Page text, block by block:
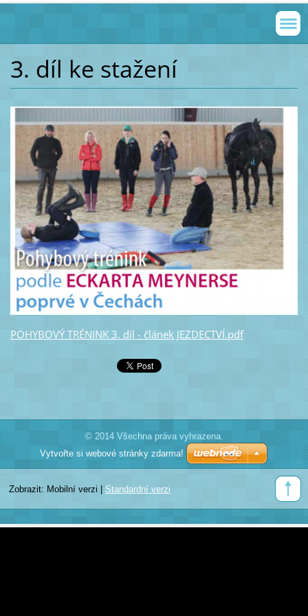
3. díl ke stažení
POHYBOVÝ TRÉNINK 3. díl - článek JEZDECTVÍ.pdf
© 2014 Všechna práva vyhrazena.
Vytvořte si webové stránky zdarma!
Zobrazit: Mobilní verzi Standardní verzi